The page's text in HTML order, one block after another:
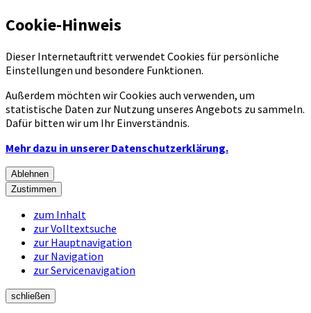
Cookie-Hinweis
Dieser Internetauftritt verwendet Cookies für persönliche
Einstellungen und besondere Funktionen.
Außerdem möchten wir Cookies auch verwenden, um
statistische Daten zur Nutzung unseres Angebots zu sammeln.
Dafür bitten wir um Ihr Einverständnis.
Mehr dazu in unserer Datenschutzerklärung.
Ablehnen
Zustimmen
zum Inhalt
zur Volltextsuche
zur Hauptnavigation
zur Navigation
zur Servicenavigation
schließen